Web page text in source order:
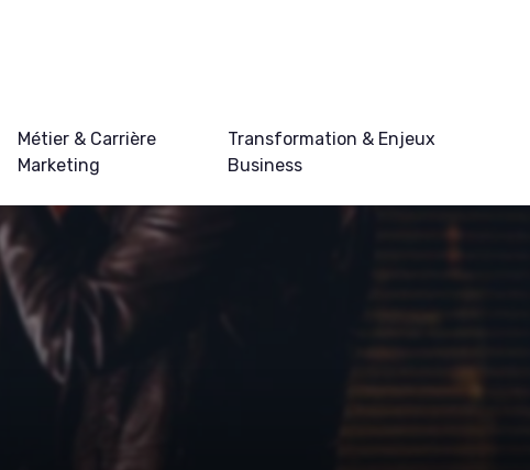
Métier & Carrière
Marketing
Transformation & Enjeux
Business